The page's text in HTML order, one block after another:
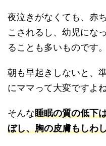
夜泣きがなくても、赤
こされるし、幼児にな
ることも多いものです。
朝も早起きしないと、
にママって大変ですよ
そんな睡眠の質の低下
ぼし、胸の皮膚もしわ